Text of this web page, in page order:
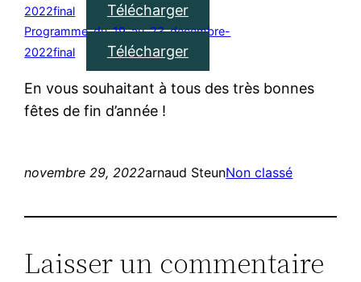
2022final
Télécharger
Programme-du-19-au-23-decembre-
2022final
Télécharger
En vous souhaitant à tous des très bonnes
fêtes de fin d’année !
novembre 29, 2022arnaud SteunNon classé
Laisser un commentaire